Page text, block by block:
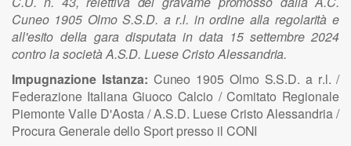
Cuneo 1905 OlmoS.S.D. ar.l. inordine alla regolarità e
all'esito della gara disputata in data 15 settembre 2024
controla societàA.S.D. Luese CristoAlessandria.
Impugnazione Istanza: Cuneo 1905 Olmo S.S.D. a r.l. /
Federazione ItalianaGiuoco Calcio /Comitato Regionale
PiemonteValleD'Aosta /A.S.D. LueseCristo Alessandria /
Procura Generale dello Sport presso il CONI